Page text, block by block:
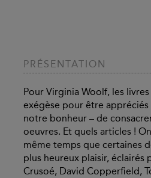
PRÉSENTATION
Pour Virginia Woolf, les
exégèse pour être appréciés
notre bonheur – de
oeuvres. Et quels articles !
même temps que certaines
plus heureux plaisir,
Crusoé, David Copperfield,